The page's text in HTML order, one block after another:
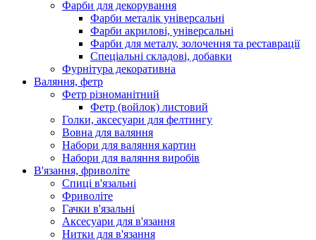
Фарби для декорування
Фарби металік універсальні
Фарби акрилові, універсальні
Фарби для металу, золочення та реставрації
Спеціальні складові, добавки
Фурнітура декоративна
Валяння, фетр
Фетр різноманітний
Фетр (войлок) листовий
Голки, аксесуари для фелтингу
Вовна для валяння
Набори для валяння картин
Набори для валяння виробів
В'язання, фриволіте
Спиці в'язальні
Фриволіте
Гачки в'язальні
Аксесуари для в'язання
Нитки для в'язання